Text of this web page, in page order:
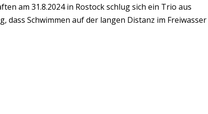
am 31.8.2024 in Rostock schlug sich ein Trio aus
dass Schwimmen auf der langen Distanz im Freiwasser